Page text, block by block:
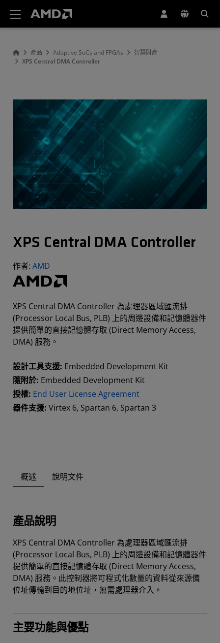
產品 Adaptive SoCs and FPGAs
智慧財產
XPS Central DMA Controller
XPS Central DMA Controller
作者: AMD
XPS Central DMA Controller 為處理器區域匯流排
(Processor Local Bus, PLB) 上的周邊設備和記憶體器件
提供簡單的直接記憶體存取 (Direct Memory Access,
DMA) 服務。
設計工具支援: Embedded Development Kit
隨附於: Embedded Development Kit
授權: End User License Agreement
器件支援: Virtex 6, Spartan 6, Spartan 3
概述 說明文件
產品說明
XPS Central DMA Controller 為處理器區域匯流排
(Processor Local Bus, PLB) 上的周邊設備和記憶體器件
提供簡單的直接記憶體存取 (Direct Memory Access,
DMA) 服務。此控制器將可程式化數量的資料從來源備
位址傳輸到目的地位址，無需處理器介入。
主要功能與優點